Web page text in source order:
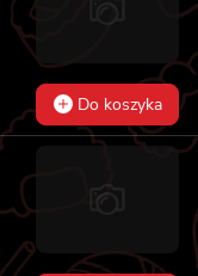
Do koszyka